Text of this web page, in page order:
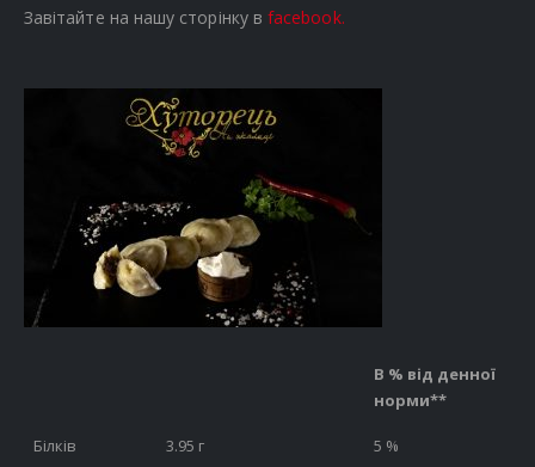
Завітайте на нашу сторінку вfacebook.
В % від денної
норми**
Білків 3.95 г 5 %